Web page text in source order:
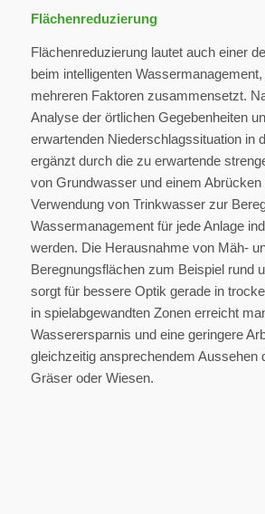
Flächenreduzierung
Flächenreduzierung lautet auch einer
beim intelligenten
mehreren Faktoren zusammensetzt.
Analyse der örtlichen Gegebenheiten
erwartenden Niederschlagssituation in
ergänzt durch die zu erwartende
von Grundwasser und einem Abrücken
Verwendung von Trinkwasser zur
Wassermanagement für jede Anlage
werden. Die Herausnahme von Mäh-
Beregnungsflächen zum Beispiel rund
sorgt für bessere Optik gerade in
in spielabgewandten Zonen erreicht
Wasserersparnis und eine geringere
gleichzeitig ansprechendem Aussehen
Gräser oder Wiesen.